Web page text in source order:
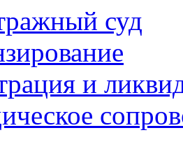
суд
и